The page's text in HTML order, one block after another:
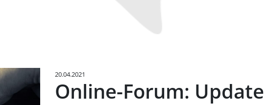
20.04.2021
Online-Forum: